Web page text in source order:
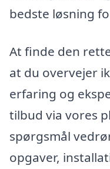
bedste løsning
At finde den
at du overvejer
erfaring og
tilbud via vores
spørgsmål
opgaver,